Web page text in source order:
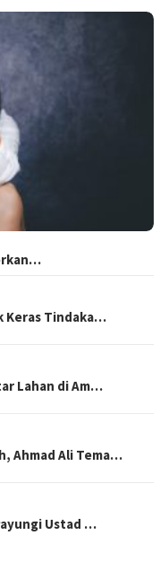
Keras Tindaka…
Lahan di Am…
Ahmad Ali Tema…
Ustad …